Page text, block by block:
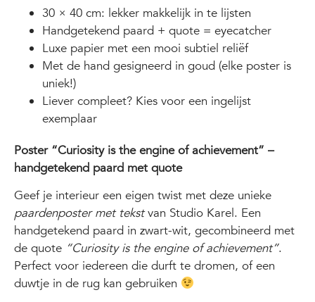
30 × 40 cm: lekker makkelijk in te lijsten
Handgetekend paard + quote = eyecatcher
Luxe papier met een mooi subtiel reliëf
Met de hand gesigneerd in goud (elke poster is
uniek!)
Liever compleet? Kies voor een ingelijst
exemplaar
Poster “Curiosity is the engine of achievement” –
handgetekend paard met quote
Geef je interieur een eigen twist met deze unieke
paardenposter met tekstvan Studio Karel. Een
handgetekend paard in zwart-wit, gecombineerd met
de quote “Curiosity is the engine of achievement”.
Perfect voor iedereen die durft te dromen, of een
duwtje in de rug kan gebruiken